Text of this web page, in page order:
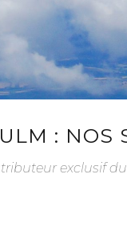
: NOS
exclusif